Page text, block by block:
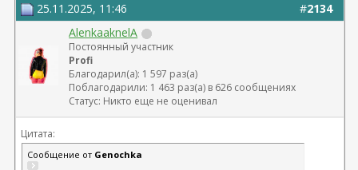
#2134
25.11.2025, 11:46
AlenkaaknelA
Постоянный участник
Profi
Благодарил(а): 1 597 раз(а)
Поблагодарили: 1 463 раз(а) в 626 сообщениях
Статус: Никто еще не оценивал
Цитата:
Сообщение от Genochka